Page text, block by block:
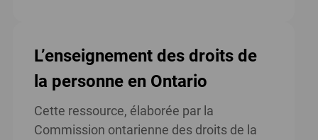
L’enseignement des droits de
la personne en Ontario
Cette ressource, élaborée par la
Commission ontarienne des droits de la